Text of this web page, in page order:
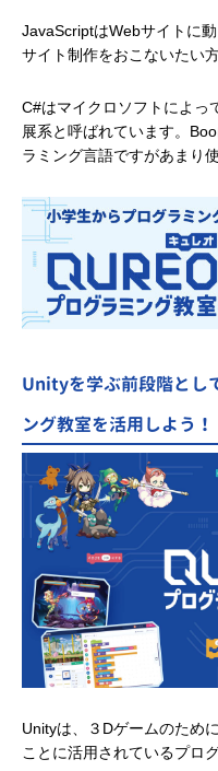
JavaScriptはWebサイトに
サイト制作をおこないたい
C#はマイクロソフトによっ
展系と呼ばれています。
ラミング言語ですがあまり
Unityを学ぶ前段階とし
ング教室を活用しよう！
Unityは、３Dゲームのため
ことに活用されているプロ